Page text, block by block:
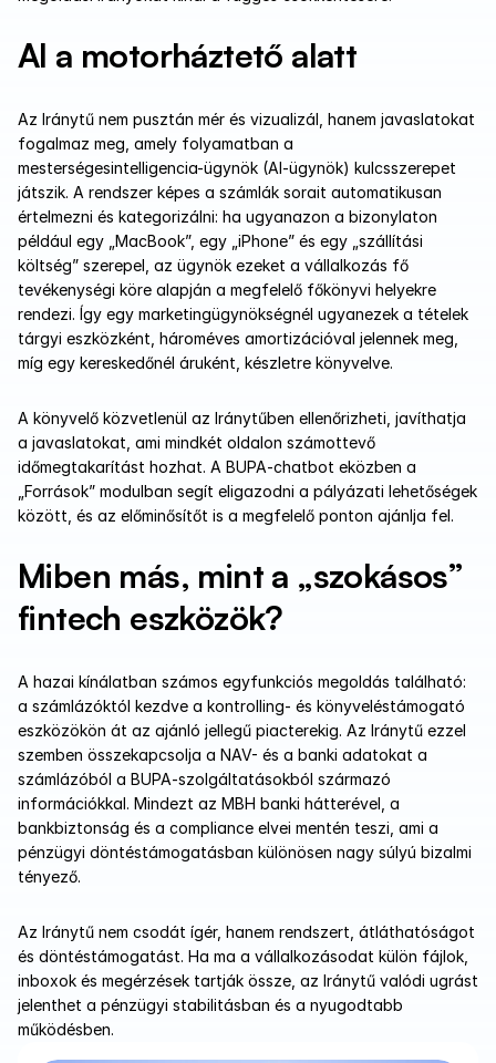
AI a motorháztető alatt
Az Iránytű nem pusztán mér és vizualizál, hanem javaslatokat
fogalmaz meg, amely folyamatban a
mesterségesintelligencia-ügynök (AI-ügynök) kulcsszerepet
játszik. A rendszer képes a számlák sorait automatikusan
értelmezni és kategorizálni: ha ugyanazon a bizonylaton
például egy „MacBook”, egy „iPhone” és egy „szállítási
költség” szerepel, az ügynök ezeket a vállalkozás fő
tevékenységi köre alapján a megfelelő főkönyvi helyekre
rendezi. Így egy marketingügynökségnél ugyanezek a tételek
tárgyi eszközként, hároméves amortizációval jelennek meg,
míg egy kereskedőnél áruként, készletre könyvelve.
A könyvelő közvetlenül az Iránytűben ellenőrizheti, javíthatja
a javaslatokat, ami mindkét oldalon számottevő
időmegtakarítást hozhat. A BUPA-chatbot eközben a
„Források” modulban segít eligazodni a pályázati lehetőségek
között, és az előminősítőt is a megfelelő ponton ajánlja fel.
Miben más, mint a „szokásos”
fintech eszközök?
A hazai kínálatban számos egyfunkciós megoldás található:
a számlázóktól kezdve a kontrolling- és könyveléstámogató
eszközökön át az ajánló jellegű piacterekig. Az Iránytű ezzel
szemben összekapcsolja a NAV- és a banki adatokat a
számlázóból a BUPA-szolgáltatásokból származó
információkkal. Mindezt az MBH banki hátterével, a
bankbiztonság és a compliance elvei mentén teszi, ami a
pénzügyi döntéstámogatásban különösen nagy súlyú bizalmi
tényező.
Az Iránytű nem csodát ígér, hanem rendszert, átláthatóságot
és döntéstámogatást. Ha ma a vállalkozásodat külön fájlok,
inboxok és megérzések tartják össze, az Iránytű valódi ugrást
jelenthet a pénzügyi stabilitásban és a nyugodtabb
működésben.